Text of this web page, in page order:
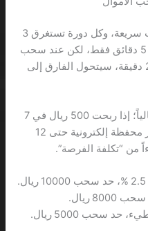
لعبة Starburst تتطلب استراتيجيات سريعة، وكل دورة تستغرق 3
ثوانٍ؛ إذا لعبت 100 دورة، ستقضي 5 دقائق فقط، لكن عند سحب
الأرباح، إذا كان السحب يستغرق 20 دقيقة، سيتحول الفارق إلى
أما Gonzo’s Quest، فتوفر تقلباً عالياً؛ إذا ربحت 500 ريال في 7
دقائق، سيتطلب استرداد المال عبر محفظة إلكترونية حتى 12
من “تكلفة الفرصة”.